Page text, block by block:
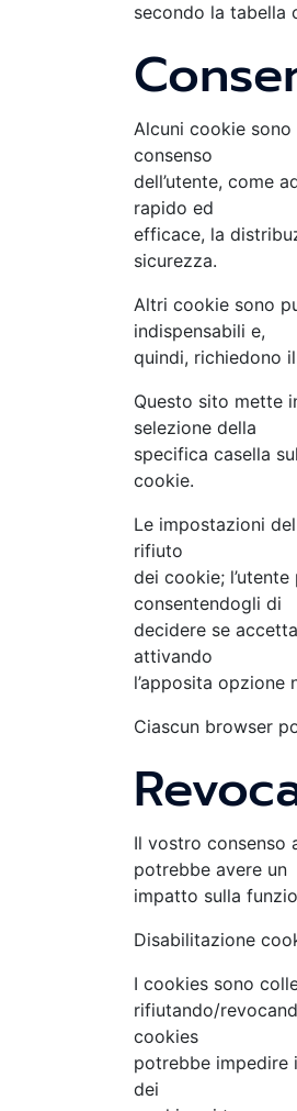
secondo la tabella
Alcuni cookie
consenso
dell’utente, come
rapido ed
efficace, la
sicurezza.
Altri cookie sono
indispensabili e,
quindi, richiedono
Questo sito mette
selezione della
specifica casella
cookie.
Le impostazioni
rifiuto
dei cookie;
consentendogli di
decidere se
attivando
l’apposita opzione
Ciascun browser
Il vostro consenso
potrebbe avere un
impatto sulla
Disabilitazione
I cookies sono
rifiutando/
cookies
potrebbe impedire
dei